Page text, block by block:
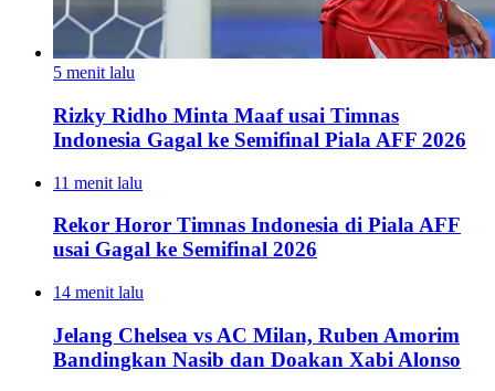
5 menit lalu
Rizky Ridho Minta Maaf usai Timnas
Indonesia Gagal ke Semifinal Piala AFF 2026
11 menit lalu
Rekor Horor Timnas Indonesia di Piala AFF
usai Gagal ke Semifinal 2026
14 menit lalu
Jelang Chelsea vs AC Milan, Ruben Amorim
Bandingkan Nasib dan Doakan Xabi Alonso